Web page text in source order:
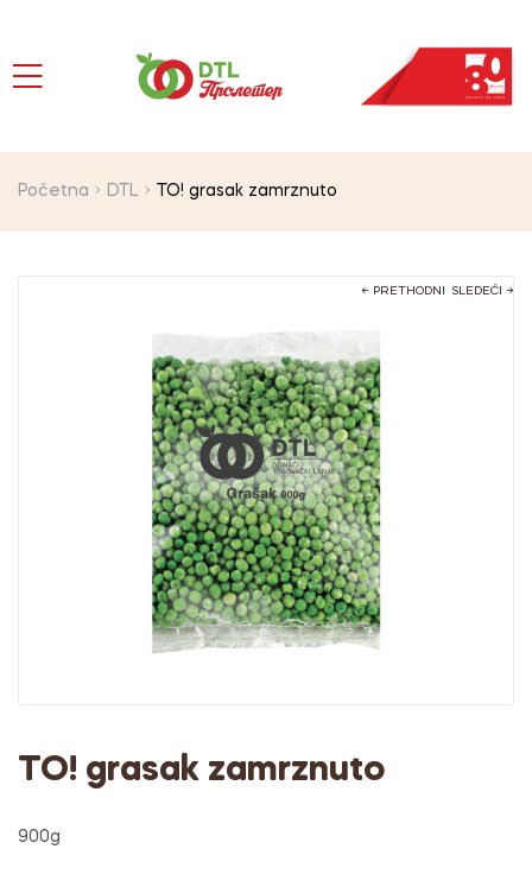
Početna DTL TO! grasak zamrznuto
← PRETHODNI SLEDEĆI →
TO! grasak zamrznuto
900g